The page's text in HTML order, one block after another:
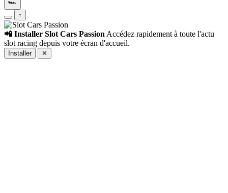
🏎️
↑
📲 Installer Slot Cars Passion Accédez rapidement à toute l'actu
slot racing depuis votre écran d'accueil.
Installer ✕